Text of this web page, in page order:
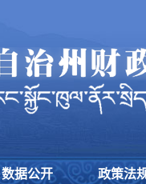
数据公开 政策法